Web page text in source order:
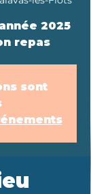
2025
repas
sont